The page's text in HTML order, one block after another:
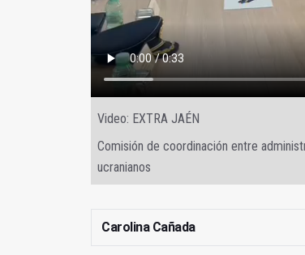
Video: EXTRA JAÉN
Comisión de coordinación entre
ucranianos
Carolina Cañada